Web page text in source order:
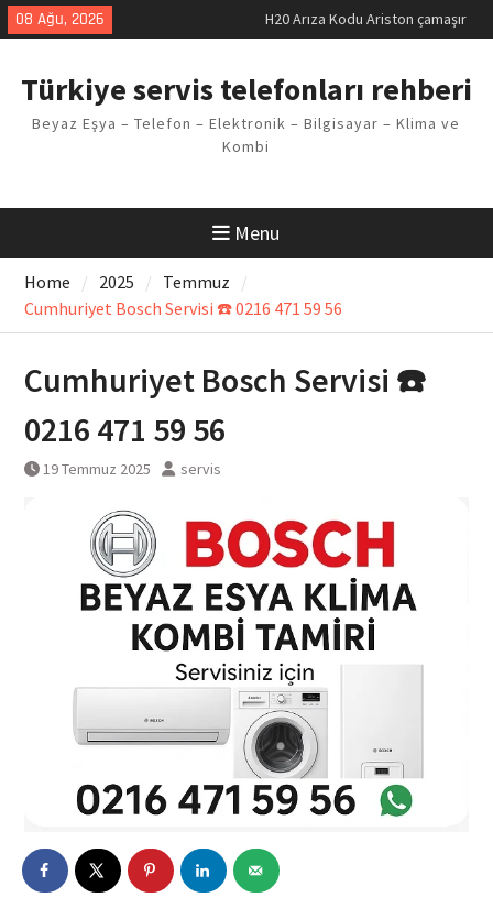
Skip
to
08 Ağu, 2026
LG kombi E2 Arızası Çözümü
Vaillant çamaşır makinesi E03
Arıza Kodu
Ferroli klima E3 Arızası Çözümü
Türkiye servis telefonları rehberi
Beyaz Eşya – Telefon – Elektronik – Bilgisayar – Klima ve
Kombi
Menu
Home 2025
Temmuz
Cumhuriyet Bosch Servisi ☎️ 0216 471 59 56
Cumhuriyet Bosch Servisi ☎️
0216 471 59 56
19 Temmuz 2025 servis